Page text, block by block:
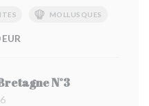
MOLLUSQUES
N°3